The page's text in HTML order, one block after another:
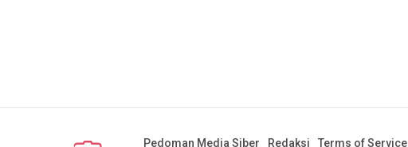
Pedoman Media Siber Redaksi Terms of Service